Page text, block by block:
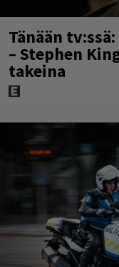
Tänään
– Stephen
takeina